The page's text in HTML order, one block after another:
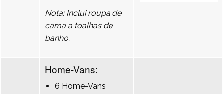
Nota: Inclui roupa de
cama a toalhas de
banho.
Home-Vans:
6 Home-Vans